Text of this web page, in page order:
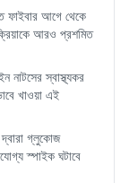
ফাইবার আগে থেকে
আরও প্রশমিত
স্বাস্থ্যকর
খাওয়া এই
দ্বারা গ্লুকোজ
স্পাইক ঘটাবে